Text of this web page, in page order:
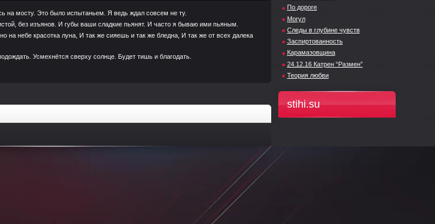
на мосту. Это было испытаньем. Я ведь ждал совсем не ту.
без изъянов. И губы ваши сладкие пьянят. И часто я бываю ими пьяным.
на небе красотка луна, И так же сияешь и так же бледна, И так же от всех далека
Усмехнётся сверху солнце. Будет тишь и благодать.
По дороге
Могул
Следы в глубине чувств
Заспиртованность
Карамазовщина
24.12.16 Катрен “Размен”
Теория любви
stihi.su